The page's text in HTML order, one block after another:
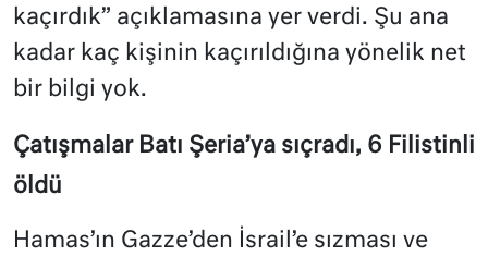
kaçırdık” açıklamasına yer verdi. Şu ana
kadar kaç kişinin kaçırıldığına yönelik net
bir bilgi yok.
Çatışmalar Batı Şeria’ya sıçradı, 6 Filistinli
öldü
Hamas’ın Gazze’den İsrail’e sızması ve